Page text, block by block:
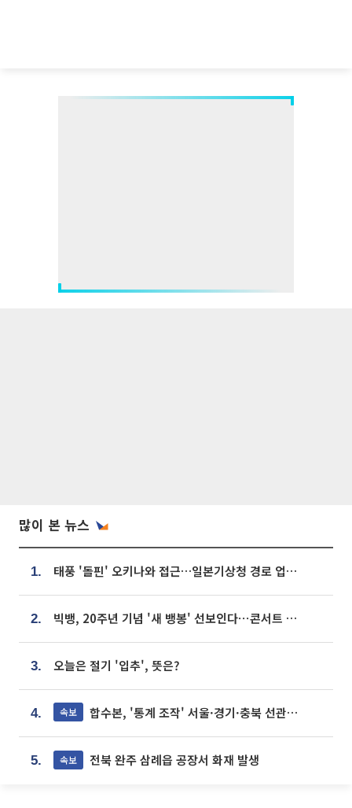
많이 본 뉴스
1. 태풍 '돌핀' 오키나와 접근…일본기상청 경로 업데이트
2. 빅뱅, 20주년 기념 '새 뱅봉' 선보인다⋯콘서트 앞두고 팝업 개최
3. 오늘은 절기 '입추', 뜻은?
4. 속보 합수본, '통계 조작' 서울·경기·충북 선관위 등 추가 압수수색
5. 속보 전북 완주 삼례읍 공장서 화재 발생